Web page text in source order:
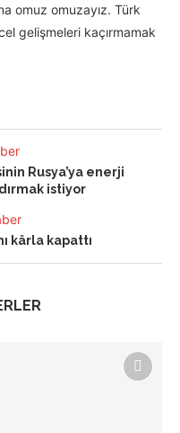
omuz omuzayız. Türk
gelişmeleri kaçırmamak
Rusya’ya enerji
istiyor
kârla kapattı